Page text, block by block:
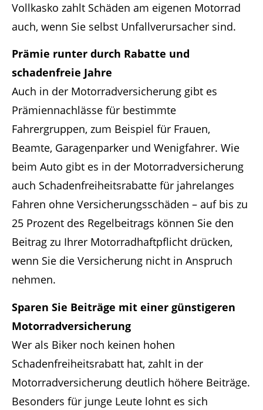
Vollkasko zahlt Schäden am eigenen Motorrad
auch, wenn Sie selbst Unfallverursacher sind.
Prämie runter durch Rabatte und
schadenfreie Jahre
Auch in der Motorradversicherung gibt es
Prämiennachlässe für bestimmte
Fahrergruppen, zum Beispiel für Frauen,
Beamte, Garagenparker und Wenigfahrer. Wie
beim Auto gibt es in der Motorradversicherung
auch Schadenfreiheitsrabatte für jahrelanges
Fahren ohne Versicherungsschäden – auf bis zu
25 Prozent des Regelbeitrags können Sie den
Beitrag zu Ihrer Motorradhaftpflicht drücken,
wenn Sie die Versicherung nicht in Anspruch
nehmen.
Sparen Sie Beiträge mit einer günstigeren
Motorradversicherung
Wer als Biker noch keinen hohen
Schadenfreiheitsrabatt hat, zahlt in der
Motorradversicherung deutlich höhere Beiträge.
Besonders für junge Leute lohnt es sich